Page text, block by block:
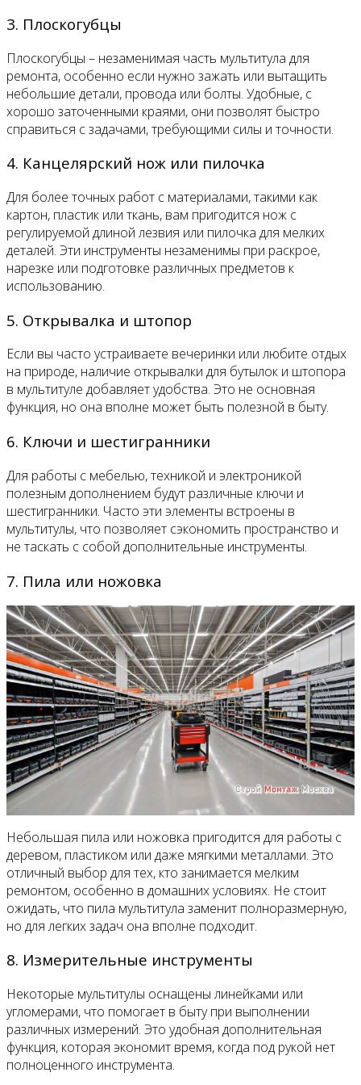
3. Плоскогубцы
Плоскогубцы – незаменимая часть мультитула для
ремонта, особенно если нужно зажать или вытащить
небольшие детали, провода или болты. Удобные, с
хорошо заточенными краями, они позволят быстро
справиться с задачами, требующими силы и точности.
4. Канцелярский нож или пилочка
Для более точных работ с материалами, такими как
картон, пластик или ткань, вам пригодится нож с
регулируемой длиной лезвия или пилочка для мелких
деталей. Эти инструменты незаменимы при раскрое,
нарезке или подготовке различных предметов к
использованию.
5. Открывалка и штопор
Если вы часто устраиваете вечеринки или любите отдых
на природе, наличие открывалки для бутылок и штопора
в мультитуле добавляет удобства. Это не основная
функция, но она вполне может быть полезной в быту.
6. Ключи и шестигранники
Для работы с мебелью, техникой и электроникой
полезным дополнением будут различные ключи и
шестигранники. Часто эти элементы встроены в
мультитулы, что позволяет сэкономить пространство и
не таскать с собой дополнительные инструменты.
7. Пила или ножовка
Небольшая пила или ножовка пригодится для работы с
деревом, пластиком или даже мягкими металлами. Это
отличный выбор для тех, кто занимается мелким
ремонтом, особенно в домашних условиях. Не стоит
ожидать, что пила мультитула заменит полноразмерную,
но для легких задач она вполне подходит.
8. Измерительные инструменты
Некоторые мультитулы оснащены линейками или
угломерами, что помогает в быту при выполнении
различных измерений. Это удобная дополнительная
функция, которая экономит время, когда под рукой нет
полноценного инструмента.